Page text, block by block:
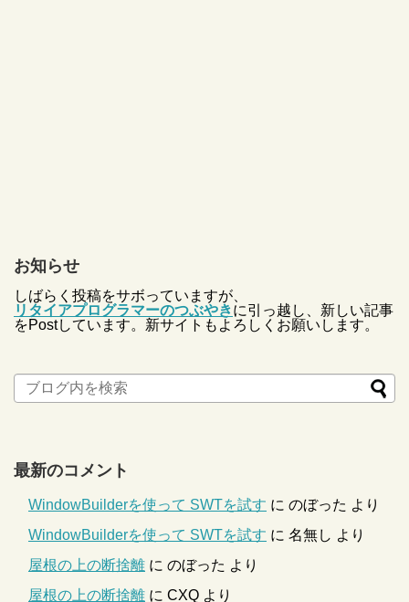
お知らせ
しばらく投稿をサボっていますが、
リタイアプログラマーのつぶやきに引っ越し、新しい記事
をPostしています。新サイトもよろしくお願いします。
最新のコメント
WindowBuilderを使って SWTを試す に のぼった より
WindowBuilderを使って SWTを試す に 名無し より
屋根の上の断捨離 に のぼった より
屋根の上の断捨離 に CXQ より